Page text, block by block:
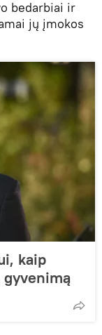
bedarbiai ir
jų įmokos
kaip